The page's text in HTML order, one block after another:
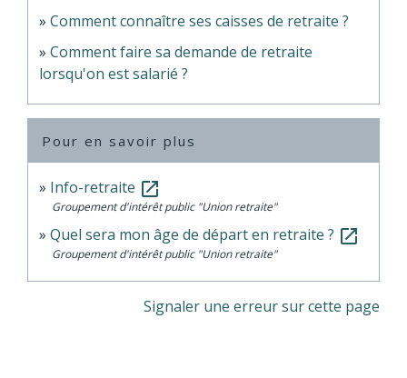
Comment connaître ses caisses de retraite ?
Comment faire sa demande de retraite
lorsqu'on est salarié ?
Pour en savoir plus
Info-retraite open_in_new
Groupement d'intérêt public "Union retraite"
Quel sera mon âge de départ en retraite ? open_in_new
Groupement d'intérêt public "Union retraite"
Signaler une erreur sur cette page